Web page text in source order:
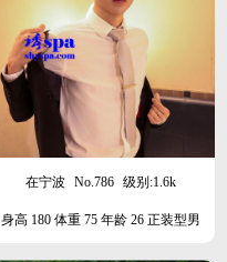
在宁波 No.786 级别:1.6k
身高 180 体重 75 年龄 26 正装型男